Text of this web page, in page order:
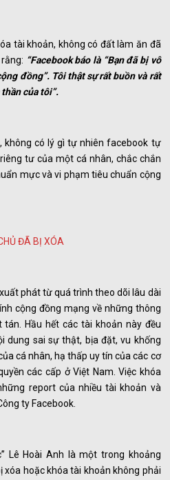
tài khoản, không có đất làm ăn đã
“Facebook báo là “Bạn đã bị vô
đồng”. Tôi thật sự rất buồn và rất
của tôi”.
không có lý gì tự nhiên facebook tự
tư của một cá nhân, chắc chắn
mực và vi phạm tiêu chuẩn cộng
phát từ quá trình theo dõi lâu dài
cộng đồng mạng về những thông
Hầu hết các tài khoản này đều
dung sai sự thật, bịa đặt, vu khống
cá nhân, hạ thấp uy tín của các cơ
các cấp ở Việt Nam. Việc khóa
report của nhiều tài khoản và
ty Facebook.
Lê Hoài Anh là một trong khoảng
xóa hoặc khóa tài khoản không phải